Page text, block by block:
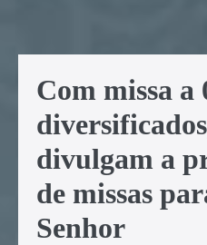
Com missa a
divulgam a
de missas
Senhor